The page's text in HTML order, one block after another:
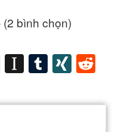
(2 bình chọn)
LinkedIn
Instapaper
Tumblr